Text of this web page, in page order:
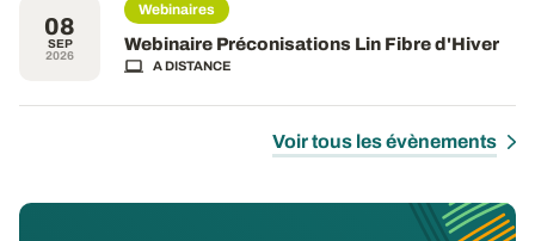
08
SEP
2026
Webinaires
Webinaire Préconisations Lin Fibre d'Hiver
A DISTANCE
Voir tous les évènements